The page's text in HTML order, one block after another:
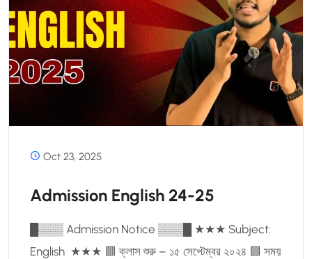
Oct 23, 2025
Admission English 24-25
█▒▒▒ Admission Notice ▒▒▒█ ★★★ Subject:
English ★★★ 🟥 ক্লাস শুরু – ১৫ সেপ্টেম্বর ২০২৪ 🟩 সময়